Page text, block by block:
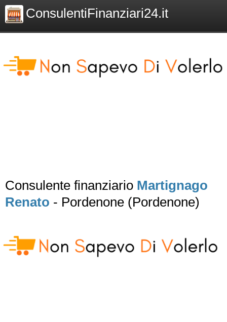
ConsulentiFinanziari24.it
Consulente finanziario Martignago
Renato - Pordenone (Pordenone)